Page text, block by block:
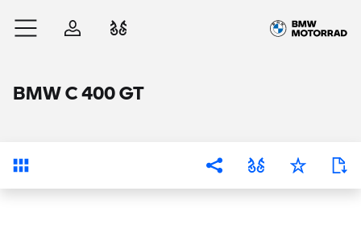
Zum Hauptinhalt springen
Anmelden
BMW C 400 GT